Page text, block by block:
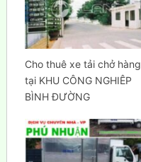
Cho thuê xe tải chở hàng
tại KHU CÔNG NGHIÊP
BÌNH ĐƯỜNG